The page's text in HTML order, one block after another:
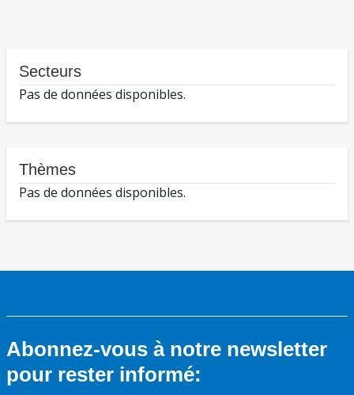
Secteurs
Pas de données disponibles.
Thèmes
Pas de données disponibles.
Abonnez-vous à notre newsletter
pour rester informé: